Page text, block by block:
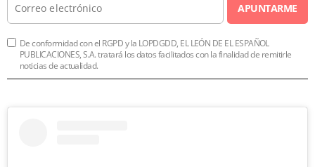
APUNTARME
De conformidad con el RGPD y la LOPDGDD, EL LEÓN DE EL ESPAÑOL
PUBLICACIONES, S.A. tratará los datos facilitados con la finalidad de remitirle
noticias de actualidad.